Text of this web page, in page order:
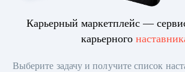
Карьерный маркетплейс —
карьерного
Выберите задачу и получите список